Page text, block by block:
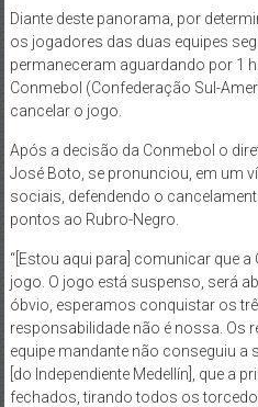
Diante deste panorama, por
os jogadores das duas equipes
permaneceram aguardando por 1
Conmebol (Confederação Sul-
cancelar o jogo.
Após a decisão da Conmebol o
José Boto, se pronunciou, em um
sociais, defendendo o
pontos ao Rubro-Negro.
“[Estou aqui para] comunicar que
jogo. O jogo está suspenso, será
óbvio, esperamos conquistar os
responsabilidade não é nossa. Os
equipe mandante não conseguiu a
[do Independiente Medellín], que a
fechados, tirando todos os